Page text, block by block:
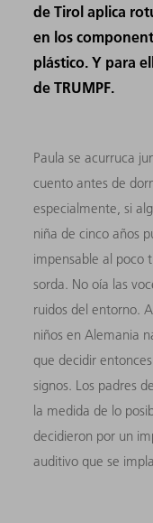
de Tirol aplica
en los
plástico. Y para
de TRUMPF.
Paula se acurruca
cuento antes de
especialmente, si
niña de cinco años
impensable al poco
sorda. No oía las
ruidos del entorno.
niños en Alemania
que decidir
signos. Los padres
la medida de lo
decidieron por un
auditivo que se